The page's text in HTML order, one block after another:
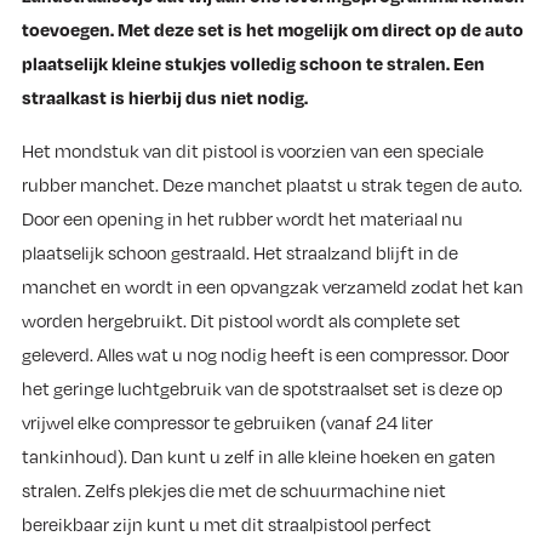
toevoegen. Met deze set is het mogelijk om direct op de auto
plaatselijk kleine stukjes volledig schoon te stralen. Een
straalkast is hierbij dus niet nodig.
Het mondstuk van dit pistool is voorzien van een speciale
rubber manchet. Deze manchet plaatst u strak tegen de auto.
Door een opening in het rubber wordt het materiaal nu
plaatselijk schoon gestraald. Het straalzand blijft in de
manchet en wordt in een opvangzak verzameld zodat het kan
worden hergebruikt. Dit pistool wordt als complete set
geleverd. Alles wat u nog nodig heeft is een compressor. Door
het geringe luchtgebruik van de spotstraalset set is deze op
vrijwel elke compressor te gebruiken (vanaf 24 liter
tankinhoud). Dan kunt u zelf in alle kleine hoeken en gaten
stralen. Zelfs plekjes die met de schuurmachine niet
bereikbaar zijn kunt u met dit straalpistool perfect